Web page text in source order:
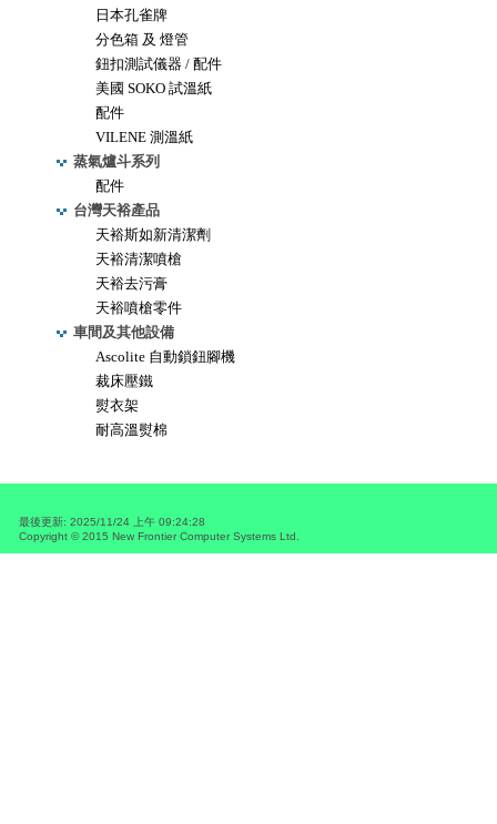
日本孔雀牌
分色箱 及 燈管
鈕扣測試儀器 / 配件
美國 SOKO 試溫紙
配件
VILENE 測溫紙
蒸氣爐斗系列
配件
台灣天裕產品
天裕斯如新清潔劑
天裕清潔噴槍
天裕去污膏
天裕噴槍零件
車間及其他設備
Ascolite 自動鎖鈕腳機
裁床壓鐵
熨衣架
耐高溫熨棉
最後更新: 2025/11/24 上午 09:24:28
Copyright © 2015 New Frontier Computer Systems Ltd.